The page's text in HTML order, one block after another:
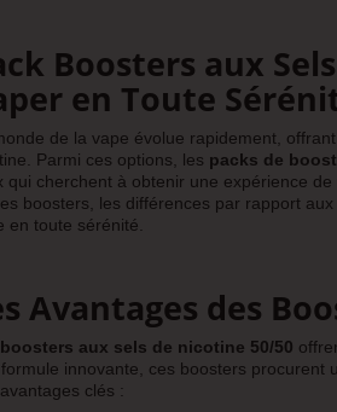
Boosters aux
en Toute
de la vape évolue rapidement,
Parmi ces options, les packs de
qui cherchent à obtenir une expérience
boosters, les différences par rapport
en toute sérénité.
Avantages des
boosters aux sels de nicotine 50/50
innovante, ces boosters procurent
clés :